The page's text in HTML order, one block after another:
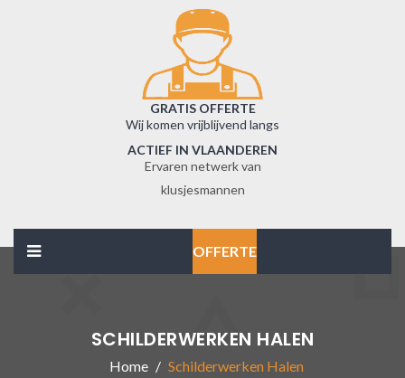
GRATIS OFFERTE
Wij komen vrijblijvend langs
ACTIEF IN VLAANDEREN
Ervaren netwerk van
klusjesmannen
OFFERTE
SCHILDERWERKEN HALEN
Home Schilderwerken Halen